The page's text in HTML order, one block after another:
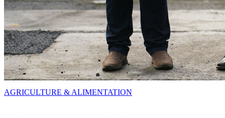
AGRICULTURE & ALIMENTATION